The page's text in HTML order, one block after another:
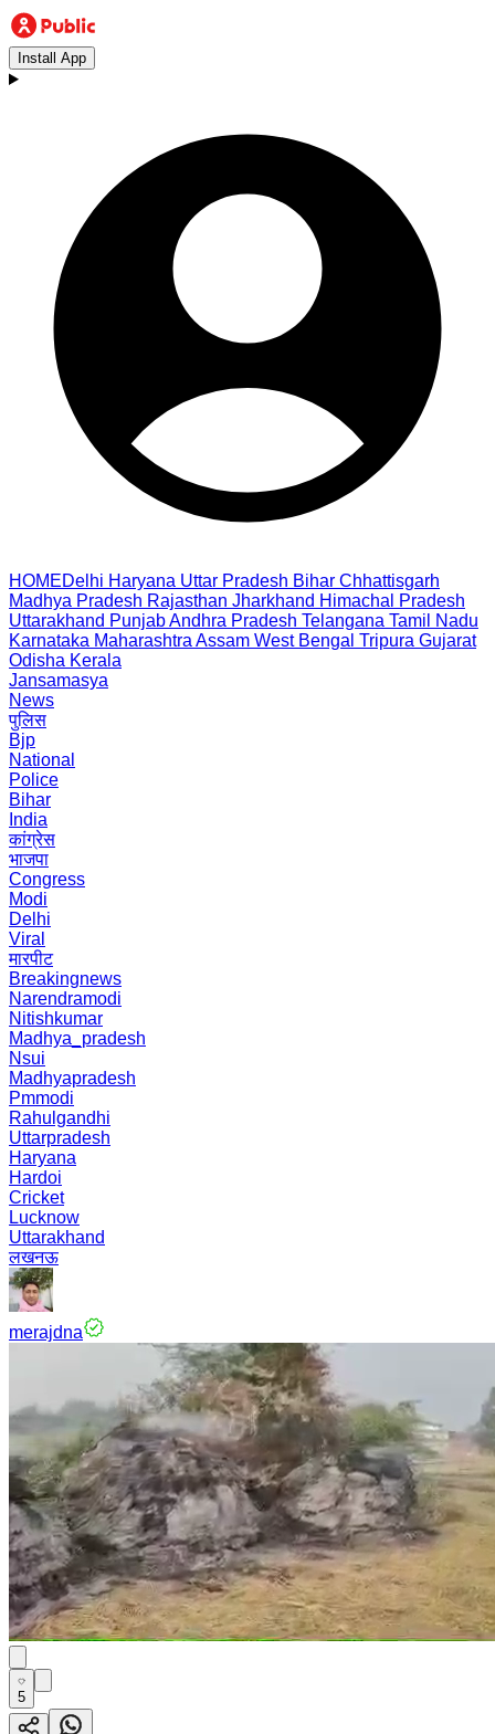
Install App
HOMEDelhi Haryana Uttar Pradesh Bihar Chhattisgarh
Madhya Pradesh Rajasthan Jharkhand Himachal Pradesh
Uttarakhand PunjabAndhra Pradesh Telangana Tamil Nadu
Karnataka Maharashtra Assam West Bengal Tripura Gujarat
Odisha Kerala
Jansamasya
News
पुलिस
Bjp
National
Police
Bihar
India
कांग्रेस
भाजपा
Congress
Modi
Delhi
Viral
मारपीट
Breakingnews
Narendramodi
Nitishkumar
Madhya_pradesh
Nsui
Madhyapradesh
Pmmodi
Rahulgandhi
Uttarpradesh
Haryana
Hardoi
Cricket
Lucknow
Uttarakhand
लखनऊ
merajdna
5